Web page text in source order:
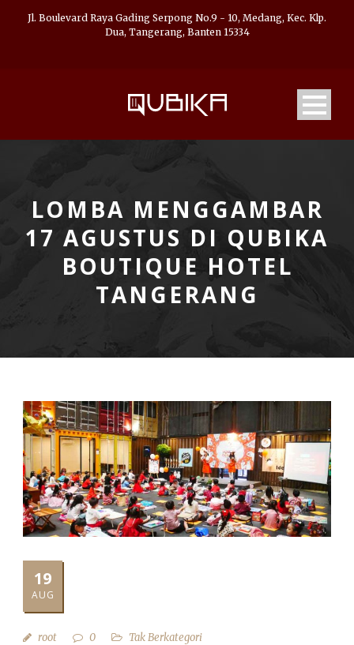
Jl. Boulevard Raya Gading Serpong No.9 - 10, Medang, Kec. Klp.
Dua, Tangerang, Banten 15334
LOMBA MENGGAMBAR
17 AGUSTUS DI QUBIKA
BOUTIQUE HOTEL
TANGERANG
19
AUG
root 0 Tak Berkategori